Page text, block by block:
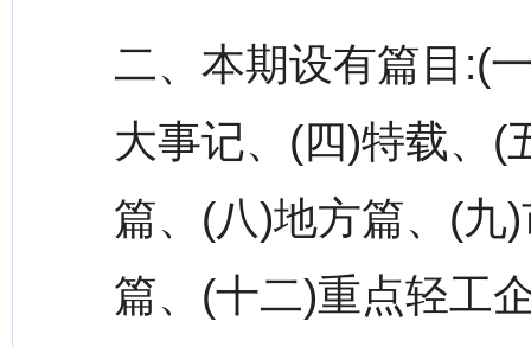
二、本期设有篇目:(
大事记、(四)特载、(
篇、(八)地方篇、(九
篇、(十二)重点轻工